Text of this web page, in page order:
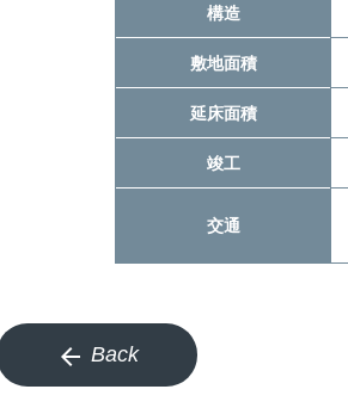
構造
敷地面積
延床面積
竣工
交通
arrow_back Back